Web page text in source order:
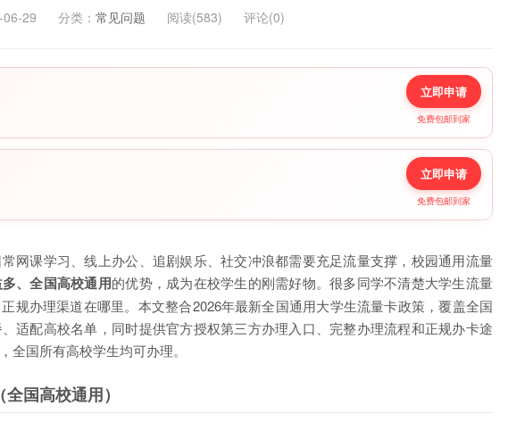
29 分类： 常见问题 阅读(583) 评论(0)
立即申请
免费包邮到家
立即申请
免费包邮到家
网课学习、线上办公、追剧娱乐、社交冲浪都需要充足流量支撑，校园通用流量
、全国高校通用的优势，成为在校学生的刚需好物。很多同学不清楚大学生流量
规办理渠道在哪里。本文整合2026年最新全国通用大学生流量卡政策，覆盖全国
适配高校名单，同时提供官方授权第三方办理入口、完整办理流程和正规办卡途
全国所有高校学生均可办理。
国高校通用）